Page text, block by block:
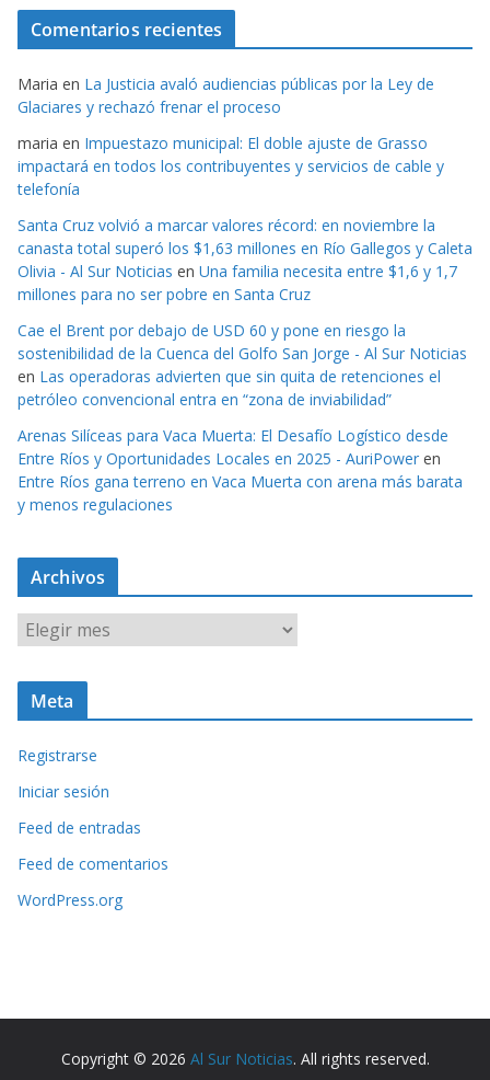
Comentarios recientes
Maria en La Justicia avaló audiencias públicas por la Ley de
Glaciares y rechazó frenar el proceso
maria en Impuestazo municipal: El doble ajuste de Grasso
impactará en todos los contribuyentes y servicios de cable y
telefonía
Santa Cruz volvió a marcar valores récord: en noviembre la
canasta total superó los $1,63 millones en Río Gallegos y Caleta
Olivia - Al Sur Noticias en Una familia necesita entre $1,6 y 1,7
millones para no ser pobre en Santa Cruz
Cae el Brent por debajo de USD 60 y pone en riesgo la
sostenibilidad de la Cuenca del Golfo San Jorge - Al Sur Noticias
en Las operadoras advierten que sin quita de retenciones el
petróleo convencional entra en “zona de inviabilidad”
Arenas Silíceas para Vaca Muerta: El Desafío Logístico desde
Entre Ríos y Oportunidades Locales en 2025 - AuriPower en
Entre Ríos gana terreno en Vaca Muerta con arena más barata
y menos regulaciones
Archivos
r
c
v
o
s
Meta
Registrarse
Iniciar sesión
Feed de entradas
Feed de comentarios
WordPress.org
Copyright © 2026 Al Sur Noticias. All rights reserved.